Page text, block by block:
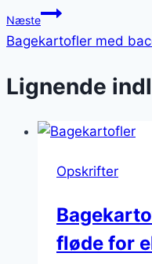
Næste
Bagekartofler med
Lignende
Opskrifter
fløde for